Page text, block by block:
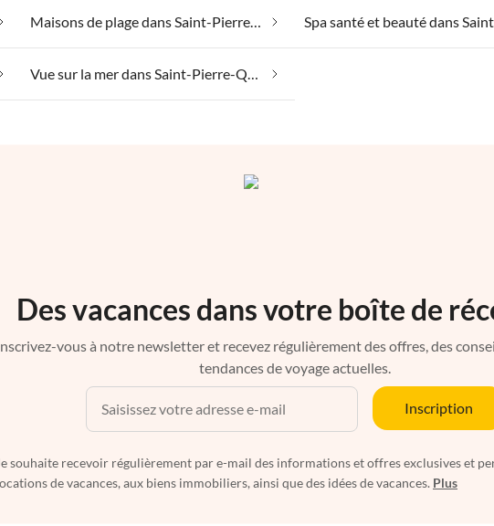
Maisons de plage dans Saint-Pierre-Quiberon
Vue sur la mer dans Saint-Pierre-Quiberon
Des vacances dans votre boîte de
vous à notre newsletter et recevez régulièrement des offres, des
tendances de voyage actuelles.
Inscription
souhaite recevoir régulièrement par e-mail des informations et offres exclusives et
de vacances, aux biens immobiliers, ainsi que des idées de vacances. Plus